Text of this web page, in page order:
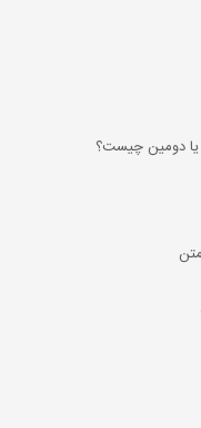
يا دومين چيست؟